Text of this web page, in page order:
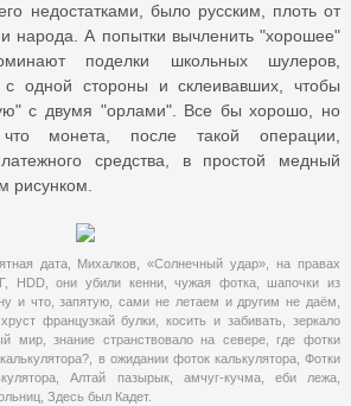
недостатками, было русским, плоть от
народа. А попытки вычленить "хорошее"
поделки школьных шулеров,
с одной стороны и склеивавших, чтобы
с двумя "орлами". Все бы хорошо, но
монета, после такой операции,
средства, в простой медный
рисунком.
дата, Михалков ,«Солнечный удар» ,на правах
, HDD,они убили кенни,чужая фотка,шапочки из
и что,запятую ,сами не летаем и другим не даём
хруст французкай булки ,косить и забивать ,зеркало
мир,знание странствовало на севере,где фотки
в ожидании фоток калькулятора, Фотки
,Алтай пазырык, амчуг-кучма, еби лежа
Здесь был Кадет.